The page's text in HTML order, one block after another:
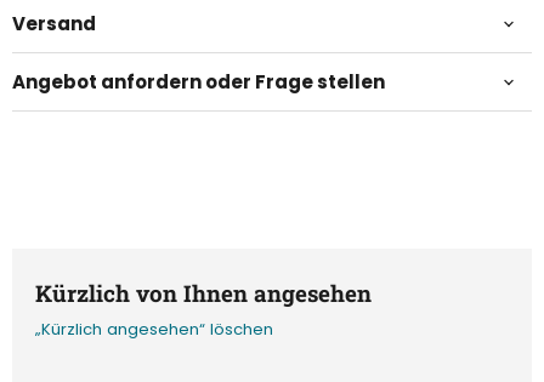
Versand
Angebot anfordern oder Frage stellen
Kürzlich von Ihnen angesehen
„Kürzlich angesehen“ löschen